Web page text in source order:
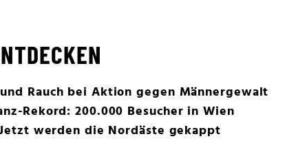
Rauch bei Aktion gegen Männergewalt
Rekord: 200.000 Besucher in Wien
werden die Nordäste gekappt